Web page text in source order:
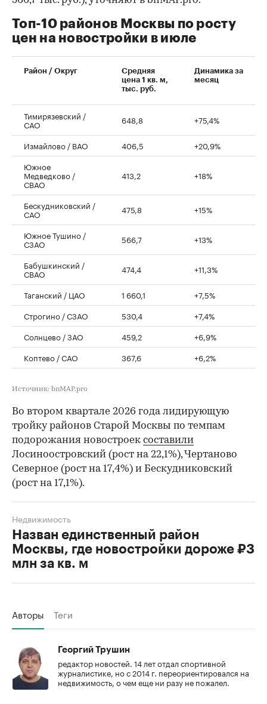
00:00 / 00:00
Топ-10 районов Москвы по росту
цен на новостройки в июле
Район / Округ
Средняя
цена 1 кв. м,
тыс. руб.
Динамика за
месяц
Тимирязевский /
САО 648,8 +75,4%
Измайлово / ВАО 406,5
+20,9%
Южное
Медведково /
СВАО
413,2 +18%
Бескудниковский /
САО 475,8 +15%
Южное Тушино /
СЗАО 566,7 +13%
Бабушкинский /
СВАО 474,4 +11,3%
Таганский / ЦАО 1 660,1
+7,5%
Строгино / СЗАО
530,4
+7,4%
Солнцево / ЗАО
459,2
+6,9%
Коптево / САО
367,6 +6,2%
Источник: bnMAP.pro
Во втором квартале 2026 года лидирующую
тройку районов Старой Москвы по темпам
подорожания новостроек составили
Лосиноостровский (рост на 22,1%), Чертаново
Северное (рост на 17,4%) и Бескудниковский
(рост на 17,1%).
Назван единственный район
Москвы, где новостройки дороже ₽3
млн за кв. м
Недвижимость
Авторы Теги
Георгий Трушин
редактор новостей. 14 лет отдал спортивной
журналистике, но с 2014 г. переориентировался на
недвижимость, о чем еще ни разу не пожалел.